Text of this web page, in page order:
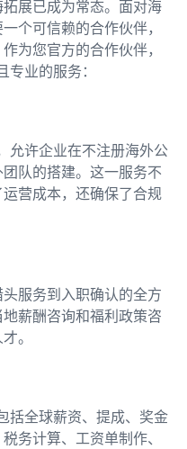
展已成为常态。面对海
个可信赖的合作伙伴，
为您官方的合作伙伴，
业的服务：
允许企业在不注册海外公
队的搭建。这一服务不
营成本，还确保了合规
服务到入职确认的全方
薪酬咨询和福利政策咨
。
括全球薪资、提成、奖金
务计算、工资单制作、